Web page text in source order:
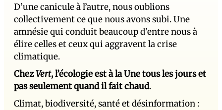
D’une canicule à l’autre, nous oublions
collectivement ce que nous avons subi. Une
amnésie qui conduit beaucoup d’entre nous à
élire celles et ceux qui aggravent la crise
climatique.
ChezVert, l’écologie est à la Une tous les jours et
pas seulement quand il fait chaud.
Climat, biodiversité, santé et désinformation :